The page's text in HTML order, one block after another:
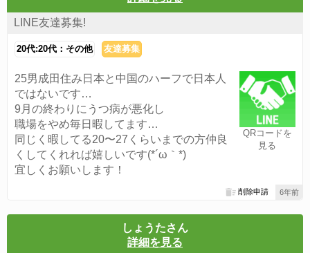
LINE友達募集!
20代:20代：その他 友達募集
QRコードを
見る
25男成田住み日本と中国のハーフで日本人
ではないです…
9月の終わりにうつ病が悪化し
職場をやめ毎日暇してます…
同じく暇してる20〜27くらいまでの方仲良
くしてくれれば嬉しいです(*´ω｀*)
宜しくお願いします！
6年前
削除申請
しょうたさん
詳細を見る